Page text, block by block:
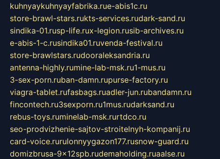
kuhnyaykuhnyayfabrika.rue-abis1c.ru
store-brawl-stars.rukts-services.rudark-sand.ru
sindika-01.rusp-life.rux-legion.rusib-archives.ru
e-abis-1-c.rusindika01.ruvenda-festival.ru
store-brawlstars.rudooraleksandria.ru
antenna-highly.rumine-lab-msk.ru1-mus.ru
3-sex-porn.ruban-damn.rupurse-factory.ru
viagra-tablet.rufasbags.ruadler-jun.rubandamn.ru
fincontech.ru3sexporn.ru1mus.rudarksand.ru
rebus-toys.ruminelab-msk.rurtdco.ru
seo-prodvizhenie-sajtov-stroitelnyh-kompanij.ru
card-voice.rurulonnyygazon177.rusnow-guard.ru
domizbrusa-9x12spb.rudemaholding.ruaalse.ru